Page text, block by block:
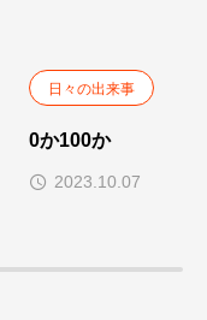
日々の出来事
0か100か
2023.10.07